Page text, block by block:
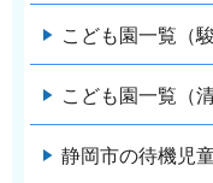
こども園一覧（駿
こども園一覧（清
静岡市の待機児